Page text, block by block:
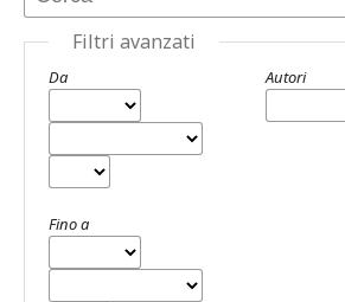
Filtri avanzati
Da
Fino a
Autori